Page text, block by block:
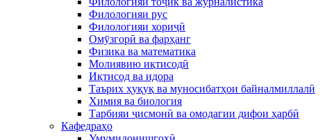
Филологияи рус
Филологияи хориҷӣ
Омӯзгорӣ ва фарҳанг
Физика ва математика
Молиявию иқтисодӣ
Иқтисод ва идора
Таърих ҳуқуқ ва муносибатҳои байналмиллалӣ
Химия ва биология
Тарбияи ҷисмонӣ ва омодагии дифои ҳарбӣ
Кафедраҳо